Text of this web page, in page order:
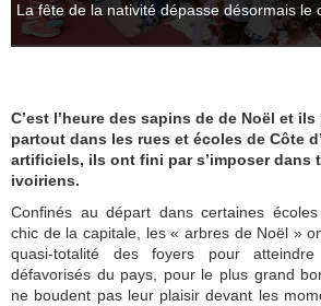
La fête de la nativité dépasse désormais le
C’est l’heure des sapins de de Noël et
partout dans les rues et écoles de Côte
artificiels, ils ont fini par s’imposer dans
ivoiriens.
Confinés au départ dans certaines
chic de la capitale, les « arbres de Noël »
quasi-totalité des foyers pour
défavorisés du pays, pour le plus grand
ne boudent pas leur plaisir devant les